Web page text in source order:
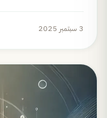
3 سبتمبر 2025